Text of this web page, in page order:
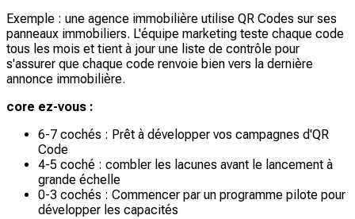
Exemple : une agence immobilière utilise QR Codes sur ses
panneaux immobiliers. L'équipe marketing teste chaque code
tous les mois et tient à jour une liste de contrôle pour
s'assurer que chaque code renvoie bien vers la dernière
annonce immobilière.
core ez-vous :
6-7 cochés : Prêt à développer vos campagnes d'QR
Code
4-5 coché : combler les lacunes avant le lancement à
grande échelle
0-3 cochés : Commencer par un programme pilote pour
développer les capacités